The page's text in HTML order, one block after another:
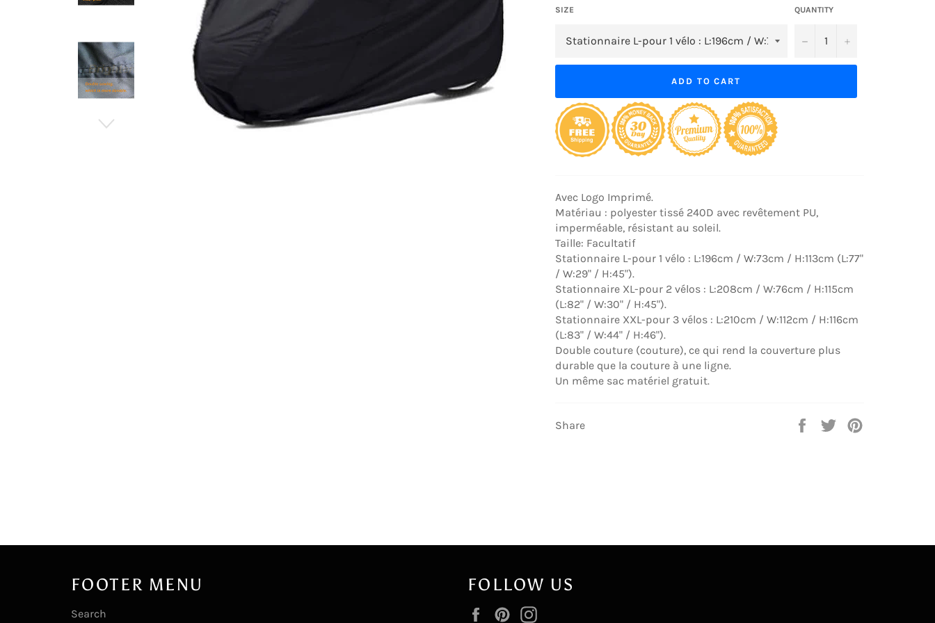
SIZE QUANTITY
− +
ADD TO CART
Avec Logo Imprimé.
Matériau : polyester tissé 240D avec revêtement PU,
imperméable, résistant au soleil.
Taille: Facultatif
Stationnaire L-pour 1 vélo : L:196cm / W:73cm / H:113cm (L:77"
/ W:29" / H:45").
Stationnaire XL-pour 2 vélos : L:208cm / W:76cm / H:115cm
(L:82" / W:30" / H:45").
Stationnaire XXL-pour 3 vélos : L:210cm / W:112cm / H:116cm
(L:83" / W:44" / H:46").
Double couture (couture), ce qui rend la couverture plus
durable que la couture à une ligne.
Un même sac matériel gratuit.
Share
Share
Tweet
FOOTER MENU
Search
FOLLOW US
FacebookPinterest